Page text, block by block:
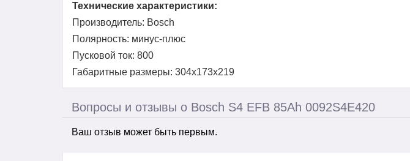
Технические характеристики:
Производитель: Bosch
Полярность: минус-плюс
Пусковой ток: 800
Габаритные размеры: 304x173x219
Вопросы и отзывы о Bosch S4 EFB 85Ah 0092S4E420
Ваш отзыв может быть первым.